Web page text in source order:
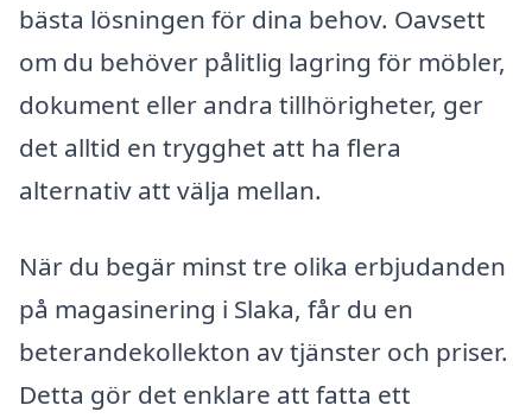
bästa lösningen för dina behov. Oavsett
om du behöver pålitlig lagring för möbler,
dokument eller andra tillhörigheter, ger
det alltid en trygghet att ha flera
alternativ att välja mellan.
När du begär minst tre olika erbjudanden
på magasinering i Slaka, får du en
beterandekollekton av tjänster och priser.
Detta gör det enklare att fatta ett